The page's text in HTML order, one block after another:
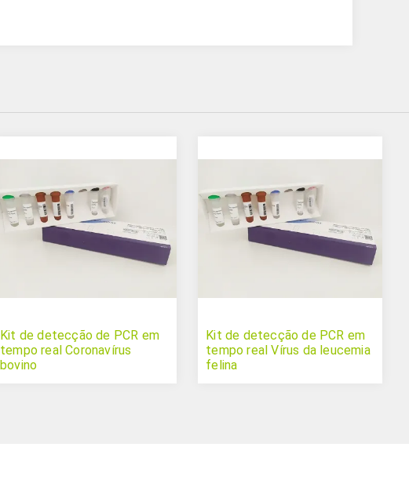
Kit de detecção de PCR em
tempo real Coronavírus
bovino
Kit de detecção de PCR em
tempo real Vírus da leucemia
felina